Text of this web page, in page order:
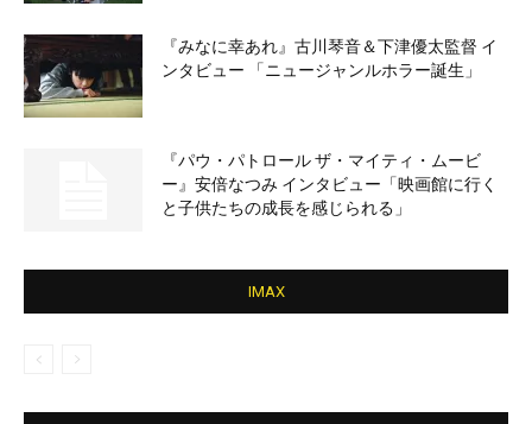
『みなに幸あれ』古川琴音＆下津優太監督 イ
ンタビュー 「ニュージャンルホラー誕生」
『パウ・パトロール ザ・マイティ・ムービ
ー』安倍なつみ インタビュー「映画館に行く
と子供たちの成長を感じられる」
IMAX